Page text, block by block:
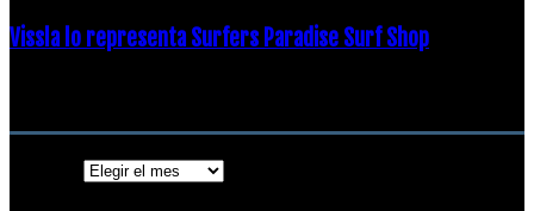
Vissla lo representa Surfers Paradise Surf Shop